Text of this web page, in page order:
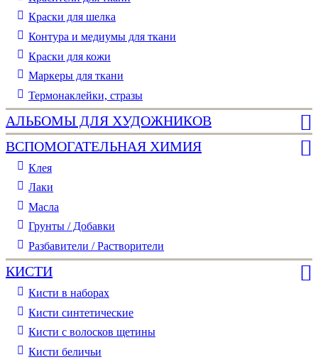
Краски для шелка
Контура и медиумы для ткани
Краски для кожи
Маркеры для ткани
Термонаклейки, стразы
АЛЬБОМЫ ДЛЯ ХУДОЖНИКОВ
ВСПОМОГАТЕЛЬНАЯ ХИМИЯ
Клея
Лаки
Масла
Грунты / Добавки
Разбавители / Растворители
КИСТИ
Кисти в наборах
Кисти синтетические
Кисти с волосков щетины
Кисти беличьи